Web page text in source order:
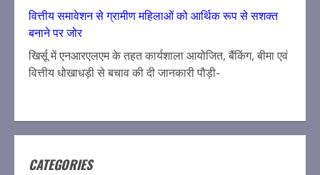
वित्तीय समावेशन से ग्रामीण महिलाओं को आर्थिक रूप से सशक्त
बनाने पर जोर
खिर्सू में एनआरएलएम के तहत कार्यशाला आयोजित, बैंकिंग, बीमा एवं
वित्तीय धोखाधड़ी से बचाव की दी जानकारी पौड़ी-
CATEGORIES